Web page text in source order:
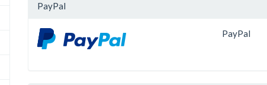
PayPal
PayPal